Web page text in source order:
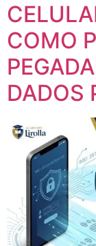
COMO
DADOS